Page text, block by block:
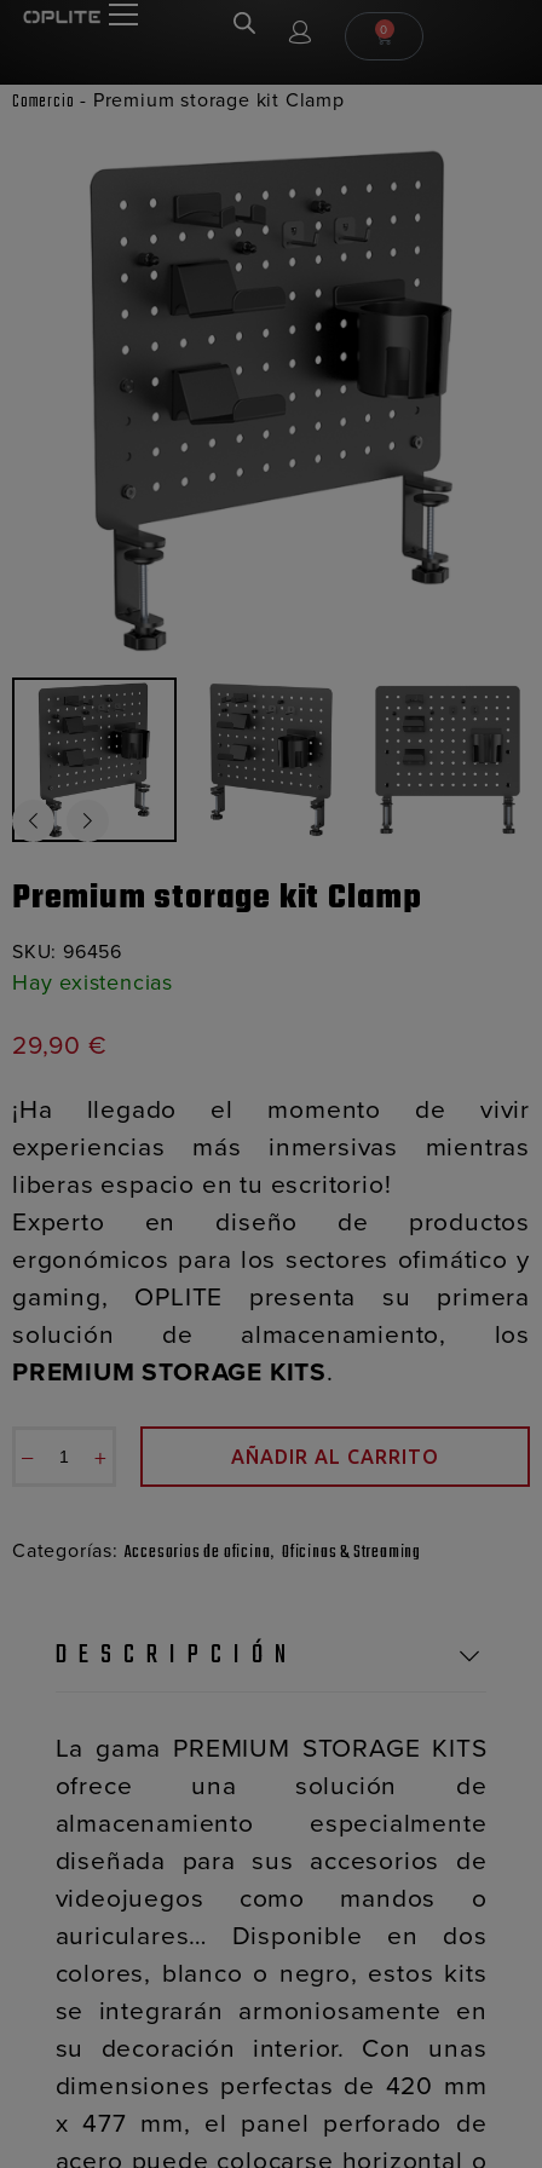
0
Comercio - Premium storage kit Clamp
Premium storage kit Clamp
SKU: 96456
Hay existencias
29,90 €
¡Ha llegado el momento de vivir
experiencias más inmersivas mientras
liberas espacio en tu escritorio!
Experto en diseño de productos
ergonómicos para los sectores ofimático y
gaming, OPLITE presenta su primera
solución de almacenamiento, los
PREMIUM STORAGE KITS.
− + AÑADIR AL CARRITO
Categorías: Accesorios de oficina,Oficinas & Streaming
DESCRIPCIÓN
La gama PREMIUM STORAGE KITS
ofrece una solución de
almacenamiento especialmente
diseñada para sus accesorios de
videojuegos como mandos o
auriculares… Disponible en dos
colores, blanco o negro, estos kits
se integrarán armoniosamente en
su decoración interior. Con unas
dimensiones perfectas de 420 mm
x 477 mm, el panel perforado de
acero puede colocarse horizontal o